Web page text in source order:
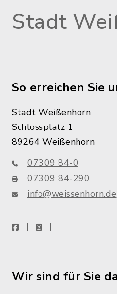
Stadt
So erreichen Sie
Stadt Weißenhorn
Schlossplatz 1
89264 Weißenhorn
07309 84-0
07309 84-290
info@weissenhorn.de
facebookinstagram
Wir sind für Sie da